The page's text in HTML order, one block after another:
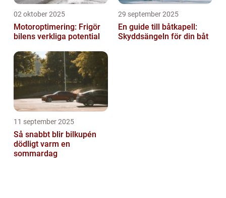
02 oktober 2025
Motoroptimering: Frigör
bilens verkliga potential
29 september 2025
En guide till båtkapell:
Skyddsängeln för din båt
11 september 2025
Så snabbt blir bilkupén
dödligt varm en
sommardag